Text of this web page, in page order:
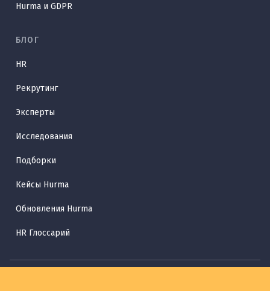
Hurma и GDPR
БЛОГ
HR
Рекрутинг
Эксперты
Исследования
Подборки
Кейсы Hurma
Обновления Hurma
HR Глоссарий